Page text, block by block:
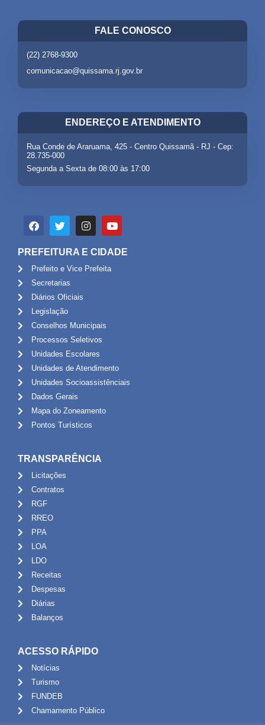
FALE CONOSCO
(22) 2768-9300
comunicacao@quissama.rj.gov.br
ENDEREÇO E ATENDIMENTO
Rua Conde de Araruama, 425 - Centro Quissamã - RJ - Cep:
28.735-000
Segunda a Sexta de 08:00 às 17:00
PREFEITURA E CIDADE
Prefeito e Vice Prefeita
Secretarias
Diários Oficiais
Legislação
Conselhos Municipais
Processos Seletivos
Unidades Escolares
Unidades de Atendimento
Unidades Socioassistênciais
Dados Gerais
Mapa do Zoneamento
Pontos Turísticos
TRANSPARÊNCIA
Licitações
Contratos
RGF
RREO
PPA
LOA
LDO
Receitas
Despesas
Diárias
Balanços
ACESSO RÁPIDO
Notícias
Turismo
FUNDEB
Chamamento Público